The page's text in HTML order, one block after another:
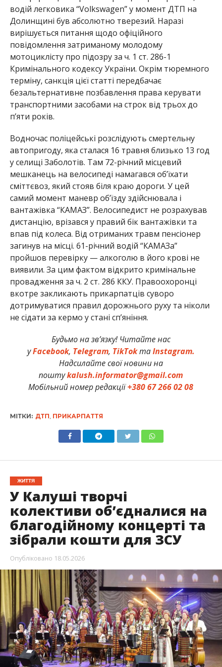
водій легковика “Volkswagen” у момент ДТП на
Долинщині був абсолютно тверезий. Наразі
вирішується питання щодо офіційного
повідомлення затриманому молодому
мотоциклісту про підозру за ч. 1 ст. 286-1
Кримінального кодексу України. Окрім тюремного
терміну, санкція цієї статті передбачає
безальтернативне позбавлення права керувати
транспортними засобами на строк від трьох до
п’яти років.
Водночас поліцейські розслідують смертельну
автопригоду, яка сталася 16 травня близько 13 год
у селищі Заболотів. Там 72-річний місцевий
мешканець на велосипеді намагався об’їхати
сміттєвоз, який стояв біля краю дороги. У цей
самий момент маневр об’їзду здійснювала і
вантажівка “КАМАЗ”. Велосипедист не розрахував
дистанцію, врізався у правий бік вантажівки та
впав під колеса. Від отриманих травм пенсіонер
загинув на місці. 61-річний водій “КАМАЗа”
пройшов перевірку — алкоголю в його крові не
виявили. За цим фактом відкрито кримінальне
провадження за ч. 2 ст. 286 ККУ. Правоохоронці
вкотре закликають прикарпатців суворо
дотримуватися правил дорожнього руху та ніколи
не сідати за кермо у стані сп’яніння.
Будьмо на зв’язку! Читайте нас
уFacebook, Telegram, TikTokтаInstagram.
Надсилайте свої новини на
поштуkalush.informator@gmail.com
Мобільний номер редакції+380 67 266 02 08
МІТКИ: ДТП ПРИКАРПАТТЯ
ЖИТТЯ
У Калуші творчі
колективи об’єдналися на
благодійному концерті та
зібрали кошти для ЗСУ
Опубліковано 18.05.2026